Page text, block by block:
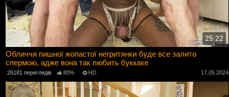
25:22
Обличчя пишної жопастої негритянки буде все залито
спермою, адже вона так любить буккаке
26181 переглядів 80% HD 17.05.2024